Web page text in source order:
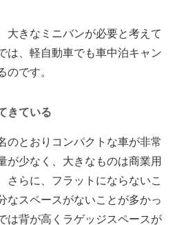
大きなミニバンが必要と考えて
は、軽自動車でも車中泊キャン
のです。
きている
のとおりコンパクトな車が非常
が少なく、大きなものは商業用
さらに、フラットにならないこ
なスペースがないことが多かっ
は背が高くラゲッジスペースが